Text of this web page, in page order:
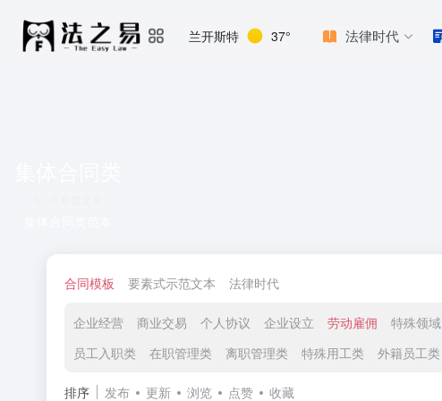
兰开斯特 37° 法律时代
合同模板 要素式示范文本 法律时代
企业经营 商业交易 个人协议 企业设立 劳动雇佣
特殊领域
员工入职类
在职管理类 离职管理类 特殊用工类 外籍员工类
排序 发布 更新 浏览 点赞 收藏